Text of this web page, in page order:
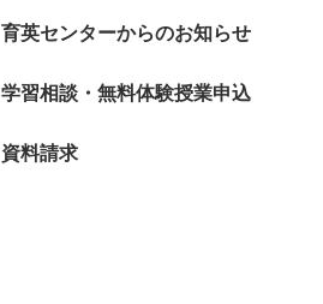
育英センターからのお知らせ
学習相談・無料体験授業申込
資料請求